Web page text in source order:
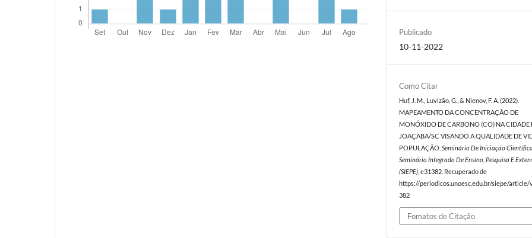
Publicado
10-11-2022
Como Citar
Huf, J. M., Luvizão, G., & Nienov, F. A. (2022).
MAPEAMENTO DA CONCENTRAÇÃO DE
MONÓXIDO DE CARBONO (CO) NA CIDADE
JOAÇABA/SC VISANDO A QUALIDADE DE
POPULAÇÃO.Seminário De Iniciação
Seminário Integrado De Ensino, Pesquisa E
(SIEPE) , e31382. Recuperado de
https://periodicos.unoesc.edu.br/siepe/article/
382
Fomatos de Citação